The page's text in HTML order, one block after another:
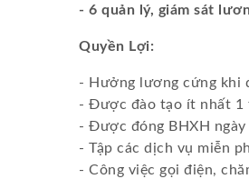
- 6 quản lý, giám sát
Quyền Lợi:
- Hưởng lương cứng khi
- Được đào tạo ít nhất 1
- Được đóng BHXH
- Tập các dịch vụ miễn
- Công việc gọi điện,